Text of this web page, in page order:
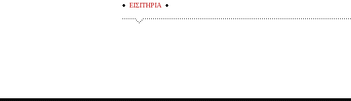
ΕΙΣΙΤΗΡΙΑ